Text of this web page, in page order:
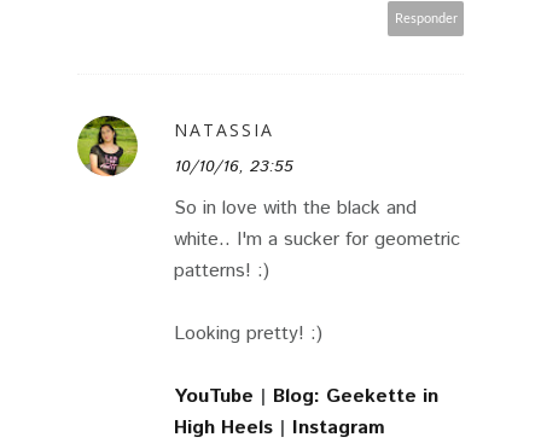
Responder
NATASSIA
10/10/16, 23:55
So in love with the black and
white.. I'm a sucker for geometric
patterns! :)
Looking pretty! :)
YouTube | Blog: Geekette in
High Heels | Instagram